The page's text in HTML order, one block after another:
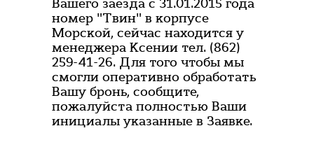
Вашего заезда с 31.01.2015 года
номер "Твин" в корпусе
Морской, сейчас находится у
менеджера Ксении тел. (862)
259-41-26. Для того чтобы мы
смогли оперативно обработать
Вашу бронь, сообщите,
пожалуйста полностью Ваши
инициалы указанные в Заявке.